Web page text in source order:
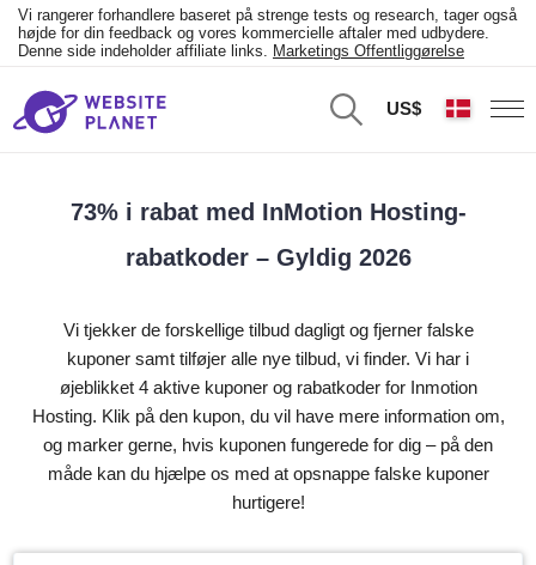
Vi rangerer forhandlere baseret på strenge tests og research, tager også
højde for din feedback og vores kommercielle aftaler med udbydere.
Denne side indeholder affiliate links. Marketings Offentliggørelse
US$
73% i rabat med InMotion Hosting-
rabatkoder – Gyldig 2026
Vi tjekker de forskellige tilbud dagligt og fjerner falske
kuponer samt tilføjer alle nye tilbud, vi finder. Vi har i
øjeblikket 4 aktive kuponer og rabatkoder for Inmotion
Hosting. Klik på den kupon, du vil have mere information om,
og marker gerne, hvis kuponen fungerede for dig – på den
måde kan du hjælpe os med at opsnappe falske kuponer
hurtigere!